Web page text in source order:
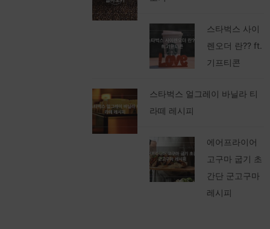
스타벅스 사이
렌오더 란?? ft.
기프티콘
스타벅스 얼그레이 바닐라 티
라떼 레시피
에어프라이어
고구마 굽기 초
간단 군고구마
레시피